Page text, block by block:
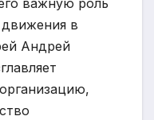
важную роль
в
Андрей